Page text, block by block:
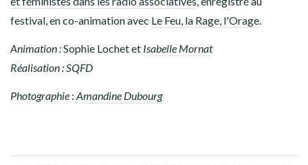
festival, en co-animation avec Le Feu, la Rage, l'Orage.
Animation :Sophie Lochet et Isabelle Mornat
Réalisation : SQFD
Photographie : Amandine Dubourg